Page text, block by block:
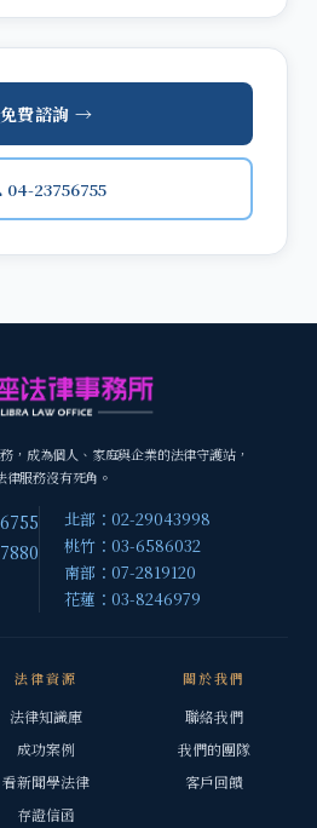
免費諮詢 →
04-23756755
，成為個人、家庭與企業的法律守護站，
律服務沒有死角。
北部：02-29043998
桃竹：03-6586032
南部：07-2819120
花蓮：03-8246979
法律資源
法律知識庫
成功案例
看新聞學法律
存證信函
關於我們
聯絡我們
我們的團隊
客戶回饋